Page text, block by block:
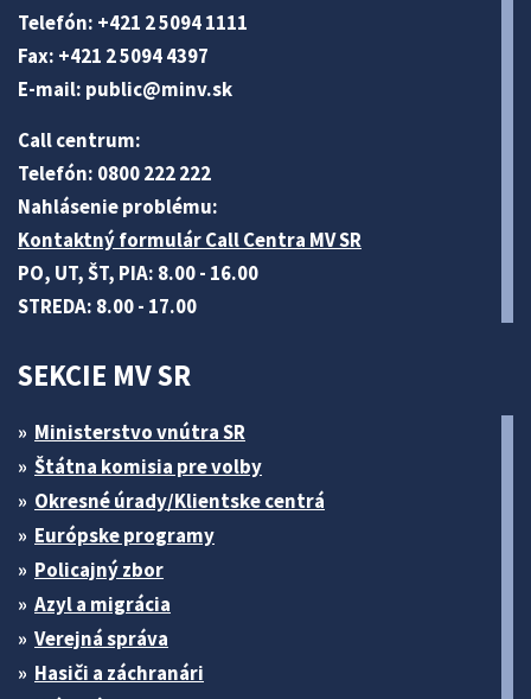
Telefón: +421 2 5094 1111
Fax: +421 2 5094 4397
E-mail: public@minv.sk
Call centrum:
Telefón: 0800 222 222
Nahlásenie problému:
Kontaktný formulár Call Centra MV SR
PO, UT, ŠT, PIA: 8.00 - 16.00
STREDA: 8.00 - 17.00
SEKCIE MV SR
Ministerstvo vnútra SR
Štátna komisia pre volby
Okresné úrady/Klientske centrá
Európske programy
Policajný zbor
Azyl a migrácia
Verejná správa
Hasiči a záchranári